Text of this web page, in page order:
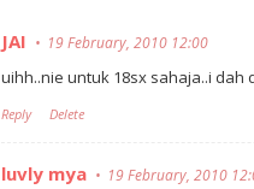
JAI 19 February, 2010 12:00
uihh..nie untuk 18sx sahaja..i
Reply Delete
luvly mya 19 February, 2010